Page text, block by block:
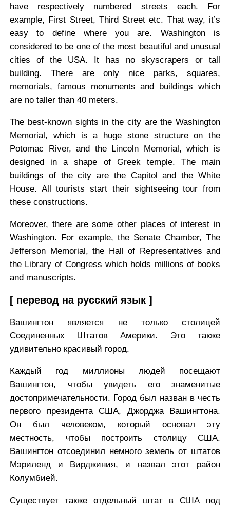
have respectively numbered streets each. For
example, First Street, Third Street etc. That way, it’s
easy to define where you are. Washington is
considered to be one of the most beautiful and unusual
cities of the USA. It has no skyscrapers or tall
building. There are only nice parks, squares,
memorials, famous monuments and buildings which
are no taller than 40 meters.
The best-known sights in the city are the Washington
Memorial, which is a huge stone structure on the
Potomac River, and the Lincoln Memorial, which is
designed in a shape of Greek temple. The main
buildings of the city are the Capitol and the White
House. All tourists start their sightseeing tour from
these constructions.
Moreover, there are some other places of interest in
Washington. For example, the Senate Chamber, The
Jefferson Memorial, the Hall of Representatives and
the Library of Congress which holds millions of books
and manuscripts.
[ перевод на русский язык ]
Вашингтон является не только столицей
Соединенных Штатов Америки. Это также
удивительно красивый город.
Каждый год миллионы людей посещают
Вашингтон, чтобы увидеть его знаменитые
достопримечательности. Город был назван в честь
первого президента США, Джорджа Вашингтона.
Он был человеком, который основал эту
местность, чтобы построить столицу США.
Вашингтон отсоединил немного земель от штатов
Мэриленд и Вирджиния, и назвал этот район
Колумбией.
Существует также отдельный штат в США под